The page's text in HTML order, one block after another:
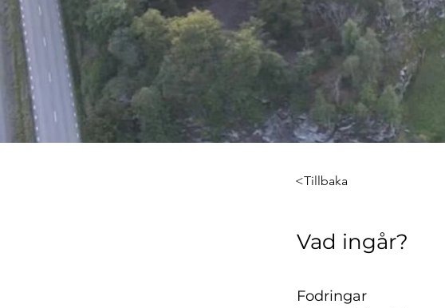
<Tillbaka
Vad ingår?
Fodringar